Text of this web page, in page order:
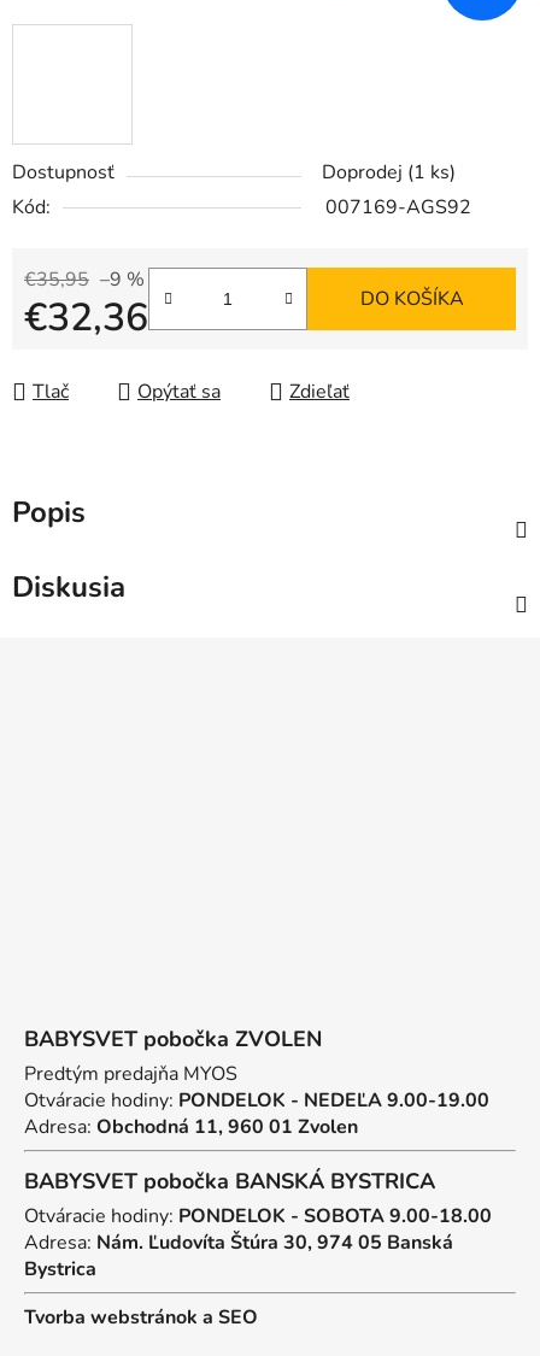
Dostupnosť Doprodej (1 ks)
Kód:
007169-AGS92
€35,95 –9 %
€32,36 DO KOŠÍKA
Tlač Opýtať sa Zdieľať
Popis
Diskusia
BABYSVET pobočka ZVOLEN
Predtým predajňa MYOS
Otváracie hodiny: PONDELOK - NEDEĽA 9.00-19.00
Adresa: Obchodná 11, 960 01 Zvolen
BABYSVET pobočka BANSKÁ BYSTRICA
Otváracie hodiny: PONDELOK - SOBOTA 9.00-18.00
Adresa: Nám. Ľudovíta Štúra 30, 974 05 Banská
Bystrica
Tvorba webstránok a SEO